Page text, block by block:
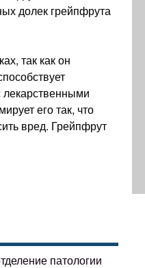
долек грейпфрута
так как он
лекарственными
его так, что
вред. Грейпфрут
патологии